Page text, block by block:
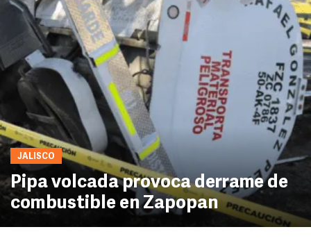
JALISCO
Pipa volcada provoca derrame de
combustible en Zapopan